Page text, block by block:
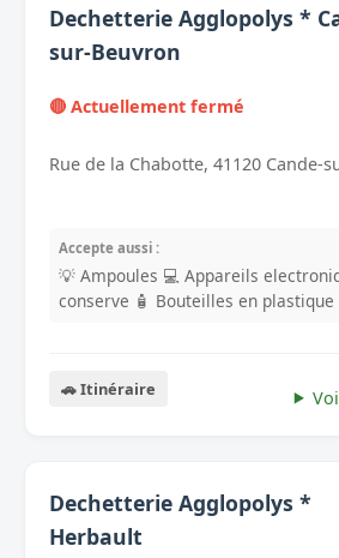
Dechetterie Agglopolys *
sur-Beuvron
🔴 Actuellement fermé
Rue de la Chabotte, 41120 Cande-
Accepte aussi :
💡 Ampoules 💻 Appareils
conserve 🧴 Bouteilles en plastique
🚗 Itinéraire
Dechetterie Agglopolys *
Herbault